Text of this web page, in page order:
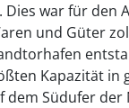
Dies war für den
und Güter
Kapazität in
dem Südufer